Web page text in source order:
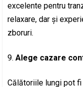
excelente pentru
relaxare, dar și
zboruri.
Alege cazare
Călătoriile lungi pot